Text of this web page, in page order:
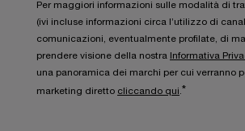
Per maggiori informazioni sulle modalità di
(ivi incluse informazioni circa l’utilizzo di
comunicazioni, eventualmente profilate, di
prendere visione della nostra
Informativa
una panoramica dei marchi per cui verranno
marketing diretto cliccando qui.*